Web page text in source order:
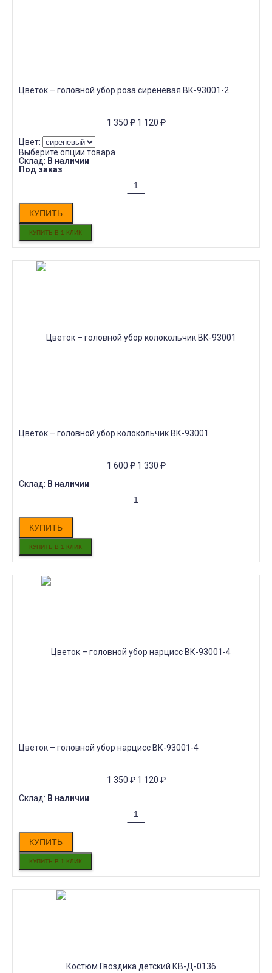
Цветок – головной убор роза сиреневая ВК-93001-2
1 350 ₽ 1 120 ₽
Цвет:
Выберите опции товара
Склад: В наличии
Под заказ
КУПИТЬ
Цветок – головной убор колокольчик ВК-93001
1 600 ₽ 1 330 ₽
Склад: В наличии
КУПИТЬ
Цветок – головной убор нарцисс ВК-93001-4
1 350 ₽ 1 120 ₽
Склад: В наличии
КУПИТЬ